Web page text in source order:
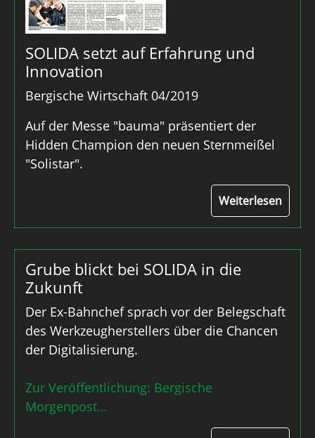
SOLIDA setzt auf Erfahrung und
Innovation
Bergische Wirtschaft 04/2019
Auf der Messe "bauma" präsentiert der
Hidden Champion den neuen Sternmeißel
"Solistar".
Weiterlesen
Grube blickt bei SOLIDA in die
Zukunft
Der Ex-Bahnchef sprach vor der Belegschaft
des Werkzeugherstellers über die Chancen
der Digitalisierung.
Zur Veröffentlichung: Bergische
Morgenpost…